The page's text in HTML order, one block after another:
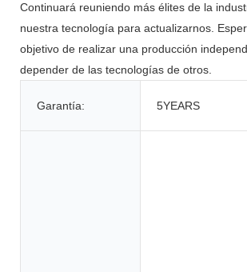
Continuará reuniendo más élites de la
nuestra tecnología para actualizarnos.
objetivo de realizar una producción
depender de las tecnologías de otros.
Garantía: 5YEARS